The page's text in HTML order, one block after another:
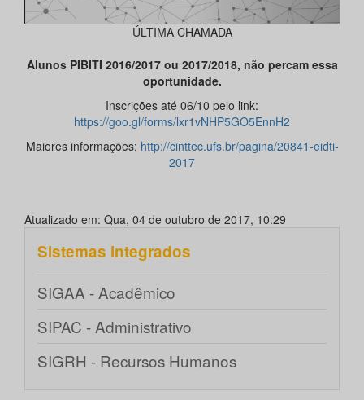
ÚLTIMA CHAMADA
Alunos PIBITI 2016/2017 ou 2017/2018, não percam essa
oportunidade.
Inscrições até 06/10 pelo link:
https://goo.gl/forms/lxr1vNHP5GO5EnnH2
Maiores informações: http://cinttec.ufs.br/pagina/20841-eidti-
2017
Atualizado em: Qua, 04 de outubro de 2017, 10:29
Sistemas integrados
SIGAA - Acadêmico
SIPAC - Administrativo
SIGRH - Recursos Humanos